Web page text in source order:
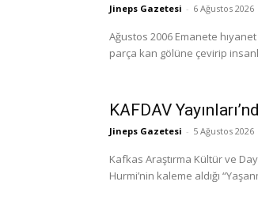
Jineps Gazetesi - 6 Ağustos 2026
Ağustos 2006 Emanete
parça kan gölüne çevirip
KAFDAV
Jineps Gazetesi - 5 Ağustos 2026
Kafkas Araştırma Kültür ve
Hurmi’nin kaleme aldığı